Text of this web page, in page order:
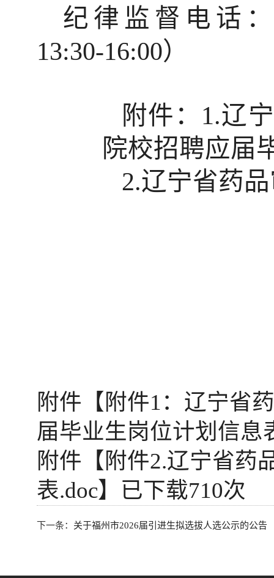
纪律监督电话
13:30-16:00）
附件： 1.辽
院校招聘应届
2.辽宁省药
附件【 附件1：辽宁省
届毕业生岗位计划信息
附件【 附件2.辽宁省药
表.doc】已下载710次
下一条： 关于福州市2026届引进生拟选拔人选公示的公告